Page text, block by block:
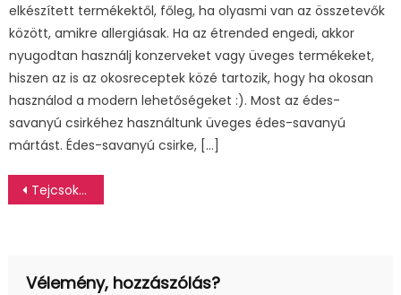
elkészített termékektől, főleg, ha olyasmi van az összetevők
között, amikre allergiásak. Ha az étrended engedi, akkor
nyugodtan használj konzerveket vagy üveges termékeket,
hiszen az is az okosreceptek közé tartozik, hogy ha okosan
használod a modern lehetőségeket :). Most az édes-
savanyú csirkéhez használtunk üveges édes-savanyú
mártást. Édes-savanyú csirke, […]
Bejegyzés
Tejcsokoládés mascarpones krém (tortába vagy cupcake-re)
Vélemény, hozzászólás?